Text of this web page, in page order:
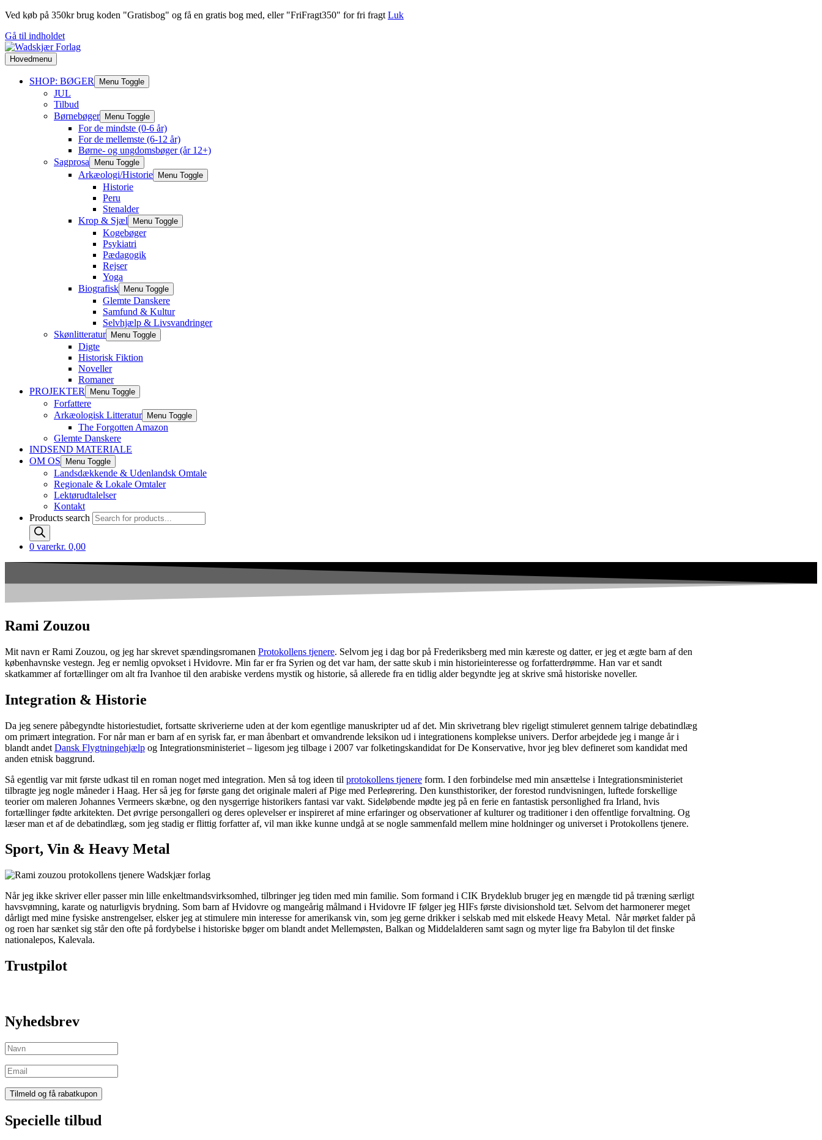
Ved køb på 350kr brug koden "Gratisbog" og få en gratis bog med, eller "FriFragt350" for fri fragt Luk
Gå til indholdet
Hovedmenu
SHOP: BØGER Menu Toggle
JUL
Tilbud
Børnebøger
Menu Toggle
For de mindste (0-6 år)
For de mellemste (6-12 år)
Børne- og ungdomsbøger (år 12+)
Sagprosa
Menu Toggle
Arkæologi/Historie Menu Toggle
Historie
Peru
Stenalder
Krop & Sjæl
Menu Toggle
Kogebøger
Psykiatri
Pædagogik
Rejser
Yoga
Biografisk
Menu Toggle
Glemte Danskere
Samfund & Kultur
Selvhjælp & Livsvandringer
Skønlitteratur
Menu Toggle
Digte
Historisk Fiktion
Noveller
Romaner
PROJEKTER
Menu Toggle
Forfattere
Arkæologisk Litteratur
Menu Toggle
The Forgotten Amazon
Glemte Danskere
INDSEND MATERIALE
OM OS
Menu Toggle
Landsdækkende & Udenlandsk Omtale
Regionale & Lokale Omtaler
Lektørudtalelser
Kontakt
Products search
0 varerkr. 0,00
Rami Zouzou
Mit navn er Rami Zouzou, og jeg har skrevet spændingsromanen Protokollens tjenere. Selvom jeg i dag bor på Frederiksberg med min kæreste og datter, er jeg et ægte barn af den
københavnske vestegn. Jeg er nemlig opvokset i Hvidovre. Min far er fra Syrien og det var ham, der satte skub i min historieinteresse og forfatterdrømme. Han var et sandt
skatkammer af fortællinger om alt fra Ivanhoe til den arabiske verdens mystik og historie, så allerede fra en tidlig alder begyndte jeg at skrive små historiske noveller.
Integration & Historie
Da jeg senere påbegyndte historiestudiet, fortsatte skriverierne uden at der kom egentlige manuskripter ud af det. Min skrivetrang blev rigeligt stimuleret gennem talrige debatindlæg
om primært integration. For når man er barn af en syrisk far, er man åbenbart et omvandrende leksikon ud i integrationens komplekse univers. Derfor arbejdede jeg i mange år i
blandt andet Dansk Flygtningehjælp og Integrationsministeriet – ligesom jeg tilbage i 2007 var folketingskandidat for De Konservative, hvor jeg blev defineret som kandidat med
anden etnisk baggrund.
Så egentlig var mit første udkast til en roman noget med integration. Men så tog ideen til protokollens tjenere form. I den forbindelse med min ansættelse i Integrationsministeriet
tilbragte jeg nogle måneder i Haag. Her så jeg for første gang det originale maleri af Pige med Perleørering. Den kunsthistoriker, der forestod rundvisningen, luftede forskellige
teorier om maleren Johannes Vermeers skæbne, og den nysgerrige historikers fantasi var vakt. Sideløbende mødte jeg på en ferie en fantastisk personlighed fra Irland, hvis
fortællinger fødte arkitekten. Det øvrige persongalleri og deres oplevelser er inspireret af mine erfaringer og observationer af kulturer og traditioner i den offentlige forvaltning. Og
læser man et af de debatindlæg, som jeg stadig er flittig forfatter af, vil man ikke kunne undgå at se nogle sammenfald mellem mine holdninger og universet i Protokollens tjenere.
Sport, Vin & Heavy Metal
Når jeg ikke skriver eller passer min lille enkeltmandsvirksomhed, tilbringer jeg tiden med min familie. Som formand i CIK Brydeklub bruger jeg en mængde tid på træning særligt
havsvømning, karate og naturligvis brydning. Som barn af Hvidovre og mangeårig målmand i Hvidovre IF følger jeg HIFs første divisionshold tæt. Selvom det harmonerer meget
dårligt med mine fysiske anstrengelser, elsker jeg at stimulere min interesse for amerikansk vin, som jeg gerne drikker i selskab med mit elskede Heavy Metal. Når mørket falder på
og roen har sænket sig står den ofte på fordybelse i historiske bøger om blandt andet Mellemøsten, Balkan og Middelalderen samt sagn og myter lige fra Babylon til det finske
nationalepos, Kalevala.
Trustpilot
Nyhedsbrev
Specielle tilbud